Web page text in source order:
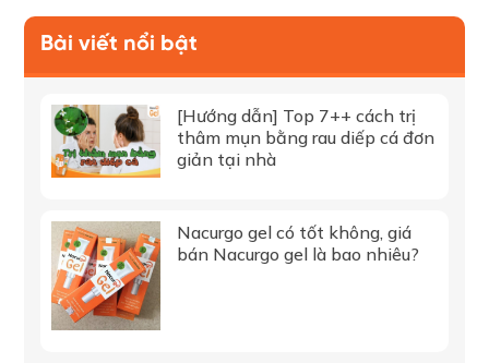
Bài viết nổi bật
[Hướng dẫn] Top 7++ cách trị
thâm mụn bằng rau diếp cá đơn
giản tại nhà
Nacurgo gel có tốt không, giá
bán Nacurgo gel là bao nhiêu?